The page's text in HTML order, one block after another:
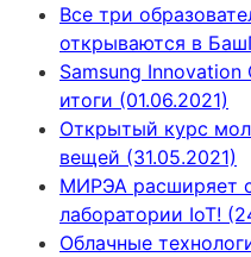
Все три
открываются в
Samsung
итоги (01.06.2021)
Открытый курс
вещей (31.05.2021)
МИРЭА расширяет
лаборатории IoT!
Облачные